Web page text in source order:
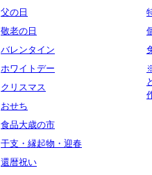
父の日
敬老の日
バレンタイン
ホワイトデー
クリスマス
おせち
食品大歳の市
干支・縁起物・迎春
還暦祝い